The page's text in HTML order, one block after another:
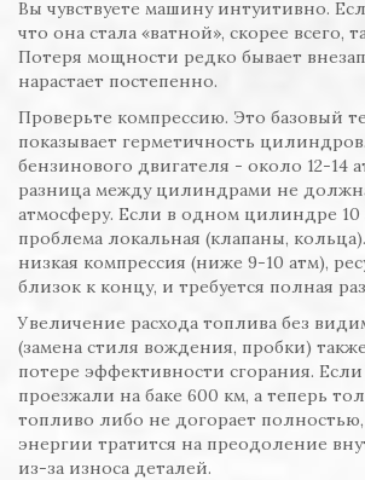
Вы чувствуете машину интуитивно.
что она стала «ватной», скорее всего,
Потеря мощности редко бывает
нарастает постепенно.
Проверьте компрессию. Это базовый
показывает герметичность
бензинового двигателя - около 12-14
разница между цилиндрами не
атмосферу. Если в одном цилиндре 10
проблема локальная (клапаны,
низкая компрессия (ниже 9-10 атм),
близок к концу, и требуется полная
Увеличение расхода топлива без
(замена стиля вождения, пробки)
потере эффективности сгорания.
проезжали на баке 600 км, а теперь
топливо либо не догорает полностью,
энергии тратится на преодоление
из-за износа деталей.